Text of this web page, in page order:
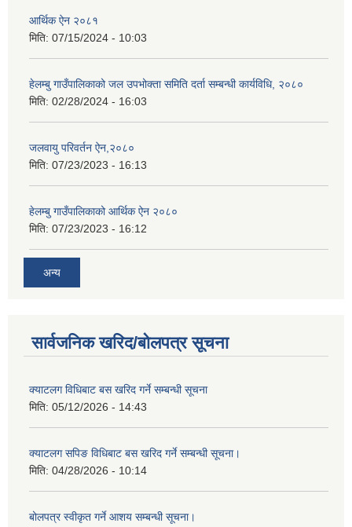
आर्थिक ऐन २०८१
मिति: 07/15/2024 - 10:03
हेलम्बु गाउँपालिकाको जल उपभोक्ता समिति दर्ता सम्बन्धी कार्यविधि, २०८०
मिति: 02/28/2024 - 16:03
जलवायु परिवर्तन ऐन,२०८०
मिति: 07/23/2023 - 16:13
हेलम्बु गाउँपालिकाको आर्थिक ऐन २०८०
मिति: 07/23/2023 - 16:12
अन्य
सार्वजनिक खरिद/बोलपत्र सूचना
क्याटलग विधिबाट बस खरिद गर्ने सम्बन्धी सूचना
मिति: 05/12/2026 - 14:43
क्याटलग सपिङ विधिबाट बस खरिद गर्ने सम्बन्धी सूचना।
मिति: 04/28/2026 - 10:14
बोलपत्र स्वीकृत गर्ने आशय सम्बन्धी सूचना।